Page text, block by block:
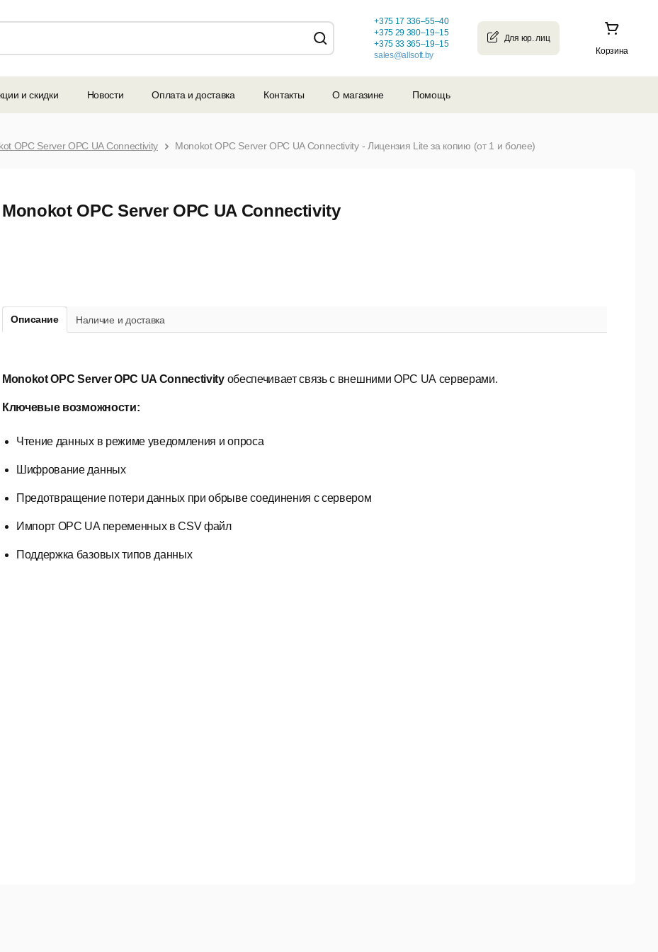
Корзина
+375 17 336–55–40
+375 29 380–19–15
+375 33 365–19–15
sales@allsoft.by
и скидки Новости Оплата и доставка Контакты О магазине Помощь
OPC Server OPC UA Connectivity Monokot OPC Server OPC UA Connectivity - Лицензия Lite за копию (от 1 и более)
Monokot OPC Server OPC UA Connectivity
Описание Наличие и доставка
Monokot OPC Server OPC UA Connectivityобеспечивает связь с внешними OPC UA серверами.
Ключевые возможности:
Чтение данных в режиме уведомления и опроса
Шифрование данных
Предотвращение потери данных при обрыве соединения с сервером
Импорт OPC UA переменных в CSV файл
Поддержка базовых типов данных